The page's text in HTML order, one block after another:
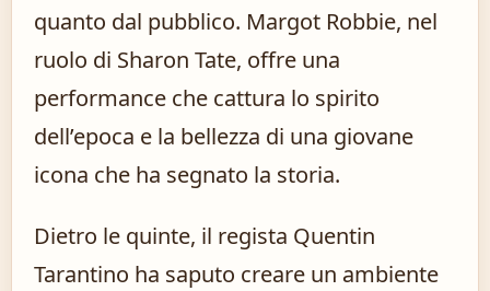
quanto dal pubblico. Margot Robbie, nel
ruolo di Sharon Tate, offre una
performance che cattura lo spirito
dell’epoca e la bellezza di una giovane
icona che ha segnato la storia.
Dietro le quinte, il regista Quentin
Tarantino ha saputo creare un ambiente